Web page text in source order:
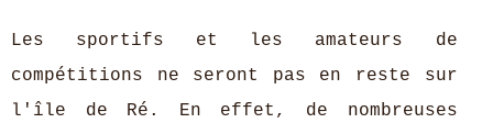
Les sportifs et les amateurs de
compétitions ne seront pas en reste sur
l'île de Ré. En effet, de nombreuses